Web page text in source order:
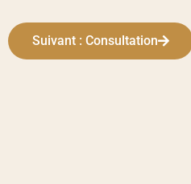
Suivant : Consultation